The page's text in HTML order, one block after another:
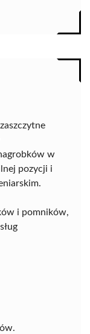
w
pozycji i
i pomników,